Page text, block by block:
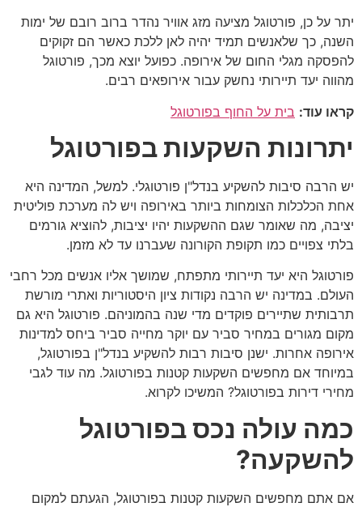
יתר על כן, פורטוגל מציעה מזג אוויר נהדר ברוב רובם של ימות
השנה, כך שלאנשים תמיד יהיה לאן ללכת כאשר הם זקוקים
להפסקה מגלי החום של אירופה. כפועל יוצא מכך, פורטוגל
מהווה יעד תיירותי נחשק עבור אירופאים רבים.
קראו עוד: בית על החוף בפורטוגל
יתרונות השקעות בפורטוגל
יש הרבה סיבות להשקיע בנדל"ן פורטוגלי. למשל, המדינה היא
אחת הכלכלות הצומחות ביותר באירופה ויש לה מערכת פוליטית
יציבה, מה שאומר שגם ההשקעות יהיו יציבות, להוציא גורמים
בלתי צפויים כמו תקופת הקורונה שעברנו עד לא מזמן.
פורטוגל היא יעד תיירותי מתפתח, שמושך אליו אנשים מכל רחבי
העולם. במדינה יש הרבה נקודות ציון היסטוריות ואתרי מורשת
תרבותית שתיירים פוקדים מדי שנה בהמוניהם. פורטוגל היא גם
מקום מגורים במחיר סביר עם יוקר מחייה סביר ביחס למדינות
אירופה אחרות. ישנן סיבות רבות להשקיע בנדל"ן בפורטוגל,
במיוחד אם מחפשים השקעות קטנות בפורטוגל. מה עוד לגבי
מחירי דירות בפורטוגל? המשיכו לקרוא.
כמה עולה נכס בפורטוגל
להשקעה?
אם אתם מחפשים השקעות קטנות בפורטוגל, הגעתם למקום